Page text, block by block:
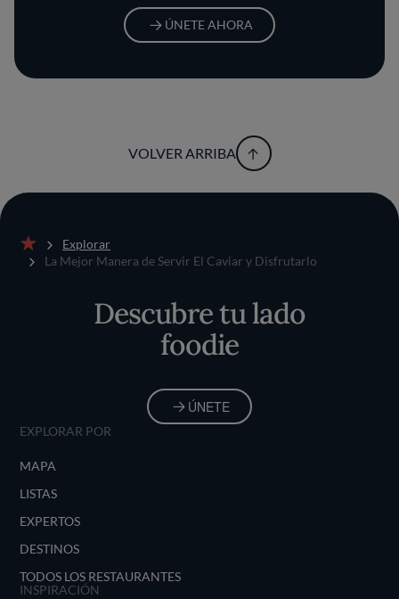
ÚNETE AHORA
VOLVER ARRIBA
Inicio
Explorar
La Mejor Manera de Servir El Caviar y Disfrutarlo
Descubre tu lado
foodie
ÚNETE
EXPLORAR POR
MAPA
LISTAS
EXPERTOS
DESTINOS
TODOS LOS RESTAURANTES
INSPIRACIÓN